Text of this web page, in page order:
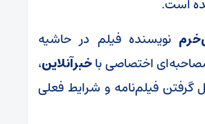
است.
نویسنده فیلم در حاشیه
اختصاصی باخبرآنلاین،
گرفتن فیلم‌نامه و شرایط فعلی